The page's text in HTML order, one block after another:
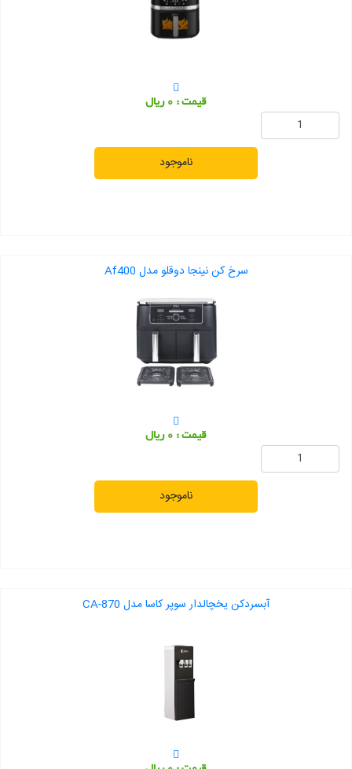
قیمت : 0 ریال
ناموجود
سرخ کن نینجا دوقلو مدل Af400
قیمت : 0 ریال
ناموجود
آبسردکن یخچالدار سوپر کاسا مدل CA-870